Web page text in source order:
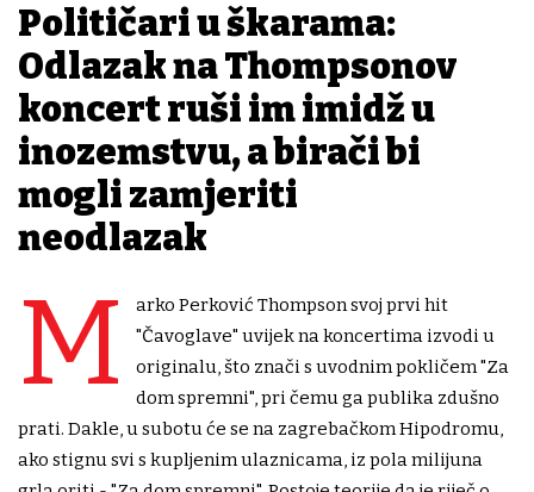
Političari u škarama:
Odlazak na Thompsonov
koncert ruši im imidž u
inozemstvu, a birači bi
mogli zamjeriti
neodlazak
M
arko Perković Thompson svoj prvi hit
"Čavoglave" uvijek na koncertima izvodi u
originalu, što znači s uvodnim pokličem "Za
dom spremni", pri čemu ga publika zdušno
prati. Dakle, u subotu će se na zagrebačkom Hipodromu,
ako stignu svi s kupljenim ulaznicama, iz pola milijuna